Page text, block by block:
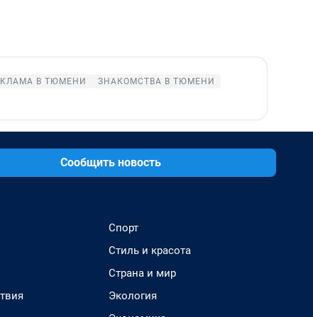
В ТЮМЕНИ
ЗНАКОМСТВА В ТЮМЕНИ
Сообщить новость
Спорт
Стиль и красота
Страна и мир
Экология